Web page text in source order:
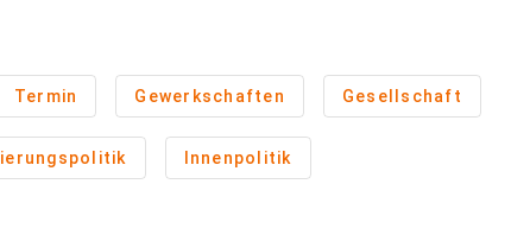
Termin Gewerkschaften Gesellschaft
Innenpolitik